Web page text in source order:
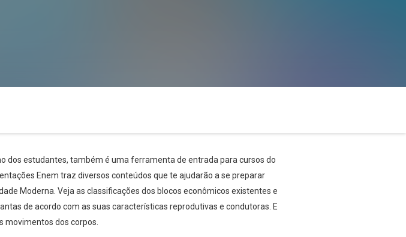
dos estudantes, também é uma ferramenta de entrada para cursos do
Enem traz diversos conteúdos que te ajudarão a se preparar
Moderna. Veja as classificações dos blocos econômicos existentes e
de acordo com as suas características reprodutivas e condutoras. E
movimentos dos corpos.
Twitter E-mail